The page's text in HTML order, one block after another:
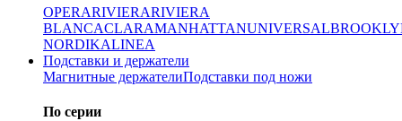
OPERARIVIERARIVIERA
BLANCACLARAMANHATTANUNIVERSAL
NORDIKALINEA
Подставки и держатели
Магнитные держателиПодставки под ножи
По серии